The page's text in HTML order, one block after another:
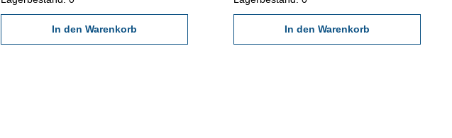
Vorschriften von VDI/VDE/DGQ 2618
oder nach angegebenen Werksnormen
In den Warenkorb
VDI/VDE/DGQ 2618 oder nach
angegebenen Werksnormen
In den Warenkorb